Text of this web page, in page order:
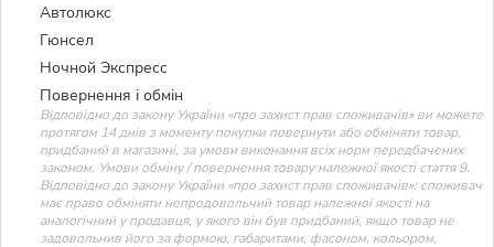
Автолюкс
Гюнсел
Ночной Экспресс
Повернення і обмін
Відповідно до закону України «про захист прав споживачів» ви можете
протягом 14 днів з моменту покупки повернути або обміняти товар,
придбаний в магазині, за умови виконання всіх норм передбачених
законом. Умови обміну / повернення товару належної якості стаття 9.
Відповідно до закону України «про захист прав споживачів»: споживач
має право обміняти непродовольчий товар належної якості на
аналогічний у продавця, у якого він був придбаний, якщо товар не
задовольнив його за формою, габаритами, фасоном, кольором,